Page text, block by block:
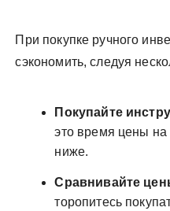
При покупке ручного
сэкономить, следуя
Покупайте
это время цены на
ниже.
Сравнивайте
торопитесь